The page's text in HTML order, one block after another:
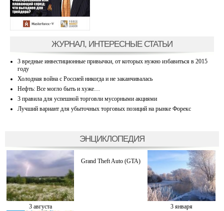
ЖУРНАЛ, ИНТЕРЕСНЫЕ СТАТЬИ
3 вредные инвестиционные привычки, от которых нужно избавиться в 2015
году
Холодная война с Россией никогда и не заканчивалась
Нефть: Все могло быть и хуже…
3 правила для успешной торговли мусорными акциями
Лучший вариант для убыточных торговых позиций на рынке Форекс
ЭНЦИКЛОПЕДИЯ
3 августа
Grand Theft Auto (GTA)
3 января